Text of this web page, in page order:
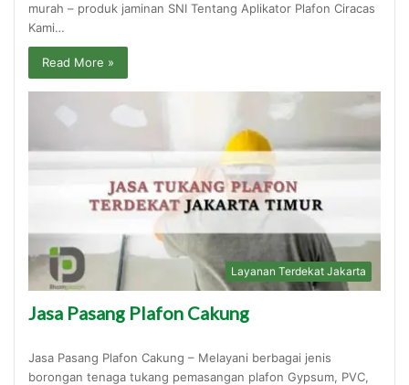
murah – produk jaminan SNI Tentang Aplikator Plafon Ciracas
Kami…
Read More »
Layanan Terdekat Jakarta
Jasa Pasang Plafon Cakung
Jasa Pasang Plafon Cakung – Melayani berbagai jenis
borongan tenaga tukang pemasangan plafon Gypsum, PVC,